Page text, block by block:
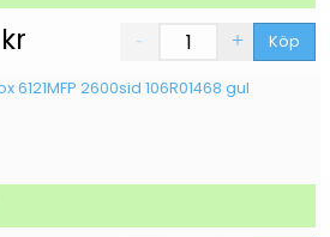
kr Köp
6121MFP 2600sid 106R01468 gul